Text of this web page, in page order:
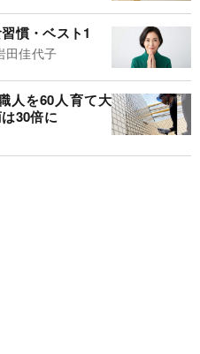
慣・ベスト1
田佳代子
人を60人育て大
30倍に